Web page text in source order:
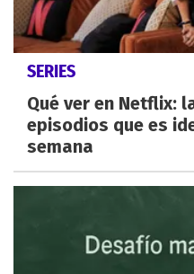
SERIES
Qué ver en Netflix:
episodios que es
semana